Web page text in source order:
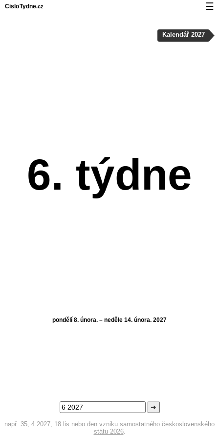
6. týdne
pondělí 8. února. – neděle 14. února. 2027
➜
např. 35, 4 2027, 18 lis nebo den vzniku samostatného československého
státu 2026.
Kalendář 2027
CisloTydne.cz ☰